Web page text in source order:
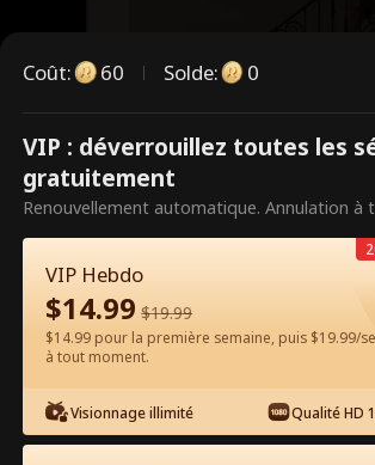
Ce sont des épisodes
Débloquez pour
60 Débloquer
Coût: 60 Solde: 0
VIP : déverrouillez toutes les
gratuitement
Renouvellement automatique. Annulation à
VIP Hebdo
$14.99 $19.99
$14.99 pour la première semaine, puis $19.99/
à tout moment.
Visionnage illimité Qualité HD